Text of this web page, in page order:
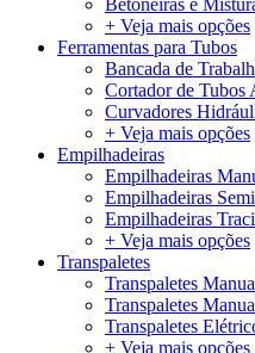
Betoneiras e
+ Veja mais opções
Ferramentas para Tubos
Bancada de
Cortador de Tubos
Curvadores
+ Veja mais opções
Empilhadeiras
Empilhadeiras
Empilhadeiras
Empilhadeiras
+ Veja mais opções
Transpaletes
Transpaletes
Transpaletes
Transpaletes
+ Veja mais opções